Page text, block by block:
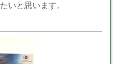
いと思います。